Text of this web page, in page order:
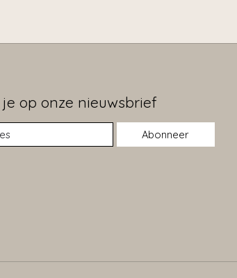
op onze nieuwsbrief
Abonneer